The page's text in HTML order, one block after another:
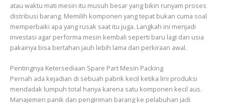
atau waktu mati mesin itu musuh besar yang bikin runyam proses
distribusi barang. Memilih komponen yang tepat bukan cuma soal
memperbaiki apa yang rusak saat itu juga. Langkah ini menjadi
investasi agar performa mesin kembali seperti baru lagi dan usia
pakainya bisa bertahan jauh lebih lama dari perkiraan awal.
Pentingnya Ketersediaan Spare Part Mesin Packing
Pernah ada kejadian di sebuah pabrik kecil ketika lini produksi
mendadak lumpuh total hanya karena satu komponen kecil aus.
Manajemen panik dan pengiriman barang ke pelabuhan jadi